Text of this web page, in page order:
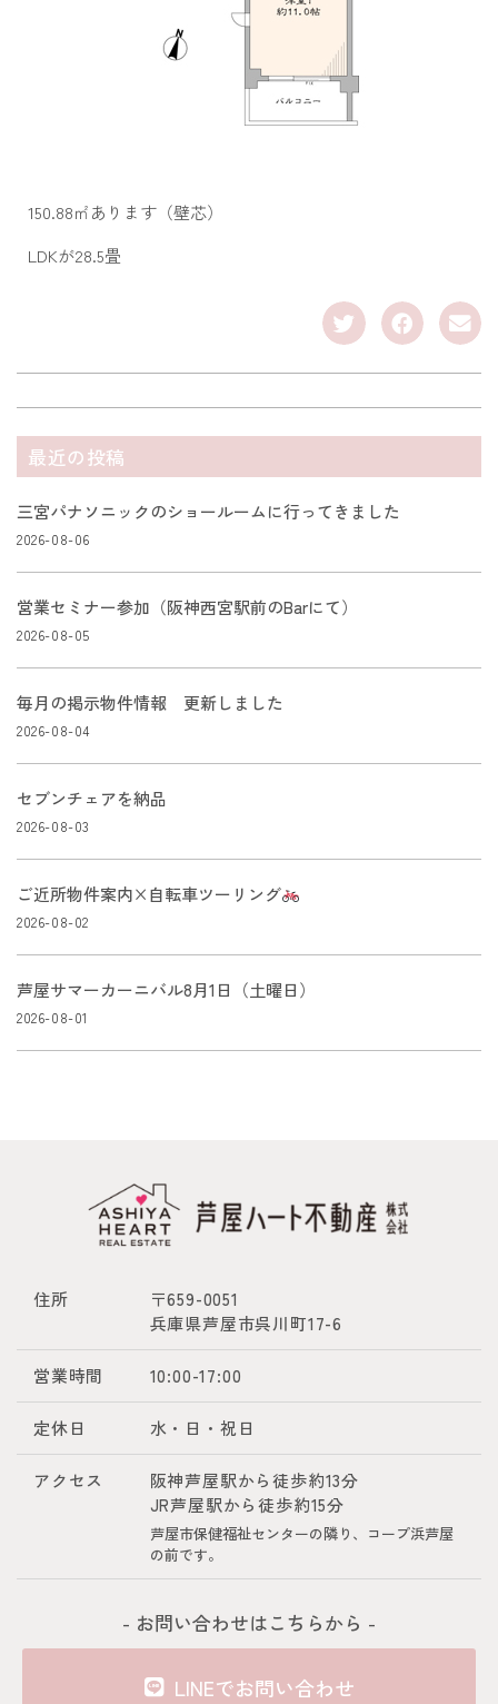
150.88㎡あります（壁芯）
LDKが28.5畳
最近の投稿
三宮パナソニックのショールームに行ってきました
2026-08-06
営業セミナー参加（阪神西宮駅前のBarにて）
2026-08-05
毎月の掲示物件情報 更新しました
2026-08-04
セブンチェアを納品
2026-08-03
ご近所物件案内×自転車ツーリング
2026-08-02
芦屋サマーカーニバル8月1日（土曜日）
2026-08-01
住所
〒659-0051
兵庫県芦屋市呉川町17-6
営業時間 10:00-17:00
定休日 水・日・祝日
アクセス
阪神芦屋駅から徒歩約13分
JR芦屋駅から徒歩約15分
芦屋市保健福祉センターの隣り、コープ浜芦屋
の前です。
- お問い合わせはこちらから -
LINEでお問い合わせ